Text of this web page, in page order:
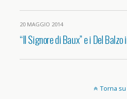
20 MAGGIO 2014
“Il Signore di Baux” e i Del
Torna su